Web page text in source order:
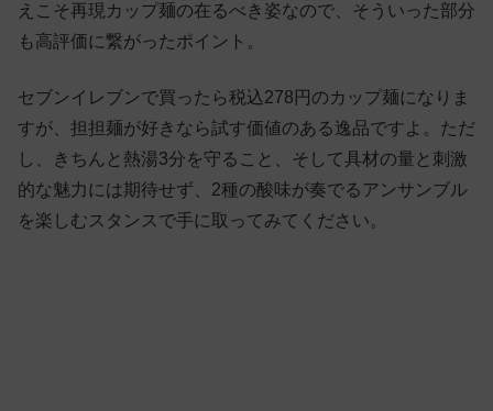
えこそ再現カップ麺の在るべき姿なので、そういった部分
も高評価に繋がったポイント。
セブンイレブンで買ったら税込278円のカップ麺になりま
すが、担担麺が好きなら試す価値のある逸品ですよ。ただ
し、きちんと熱湯3分を守ること、そして具材の量と刺激
的な魅力には期待せず、2種の酸味が奏でるアンサンブル
を楽しむスタンスで手に取ってみてください。